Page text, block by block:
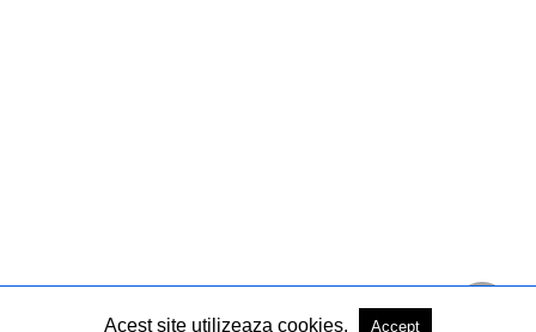
Acest site utilizeaza cookies. Accept